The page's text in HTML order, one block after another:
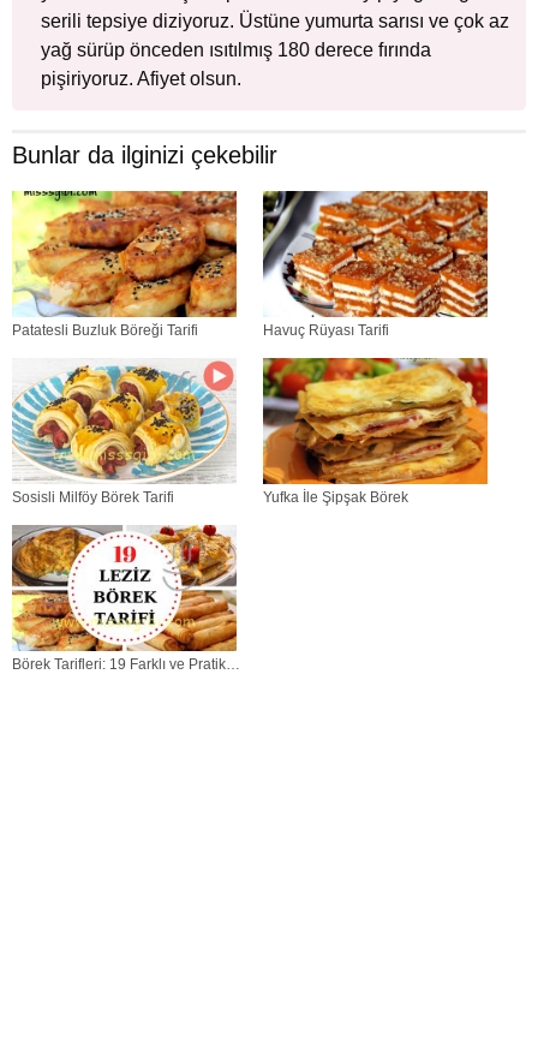
serili tepsiye diziyoruz. Üstüne yumurta sarısı ve çok az
yağ sürüp önceden ısıtılmış 180 derece fırında
pişiriyoruz. Afiyet olsun.
Bunlar da ilginizi çekebilir
Patatesli Buzluk Böreği Tarifi Havuç Rüyası Tarifi
Sosisli Milföy Börek Tarifi Yufka İle Şipşak Börek
Börek Tarifleri: 19 Farklı ve Pratik